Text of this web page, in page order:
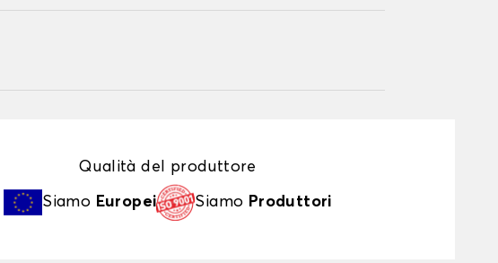
Qualità del produttore
Siamo Europei Siamo Produttori